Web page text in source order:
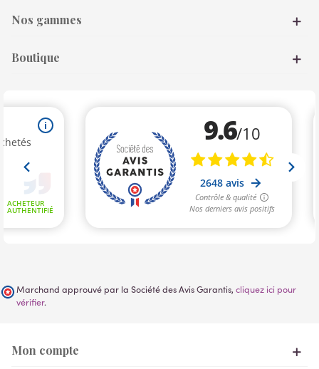
Nos gammes
Boutique
Marchand approuvé par la Société des Avis Garantis, cliquez ici pour
vérifier.
Mon compte